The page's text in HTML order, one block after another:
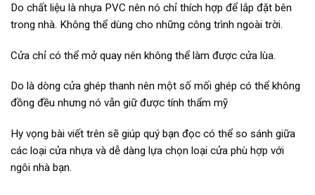
Do chất liệu là nhựa PVC nên nó chỉ thích hợp để lắp đặt bên
trong nhà. Không thể dùng cho những công trình ngoài trời.
Cửa chỉ có thể mở quay nên không thể làm được cửa lùa.
Do là dòng cửa ghép thanh nên một số mối ghép có thể không
đồng đều nhưng nó vẫn giữ được tính thẩm mỹ
Hy vọng bài viết trên sẽ giúp quý bạn đọc có thể so sánh giữa
các loại cửa nhựa và dễ dàng lựa chọn loại cửa phù hợp với
ngôi nhà bạn.